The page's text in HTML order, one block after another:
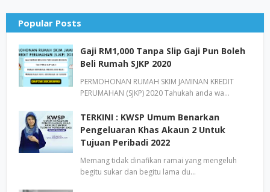
Popular Posts
Gaji RM1,000 Tanpa Slip Gaji Pun Boleh
Beli Rumah SJKP 2020
PERMOHONAN RUMAH SKIM JAMINAN KREDIT
PERUMAHAN (SJKP) 2020 Tahukah anda wa…
TERKINI : KWSP Umum Benarkan
Pengeluaran Khas Akaun 2 Untuk
Tujuan Peribadi 2022
Memang tidak dinafikan ramai yang mengeluh
begitu sukar dan begitu lama du…